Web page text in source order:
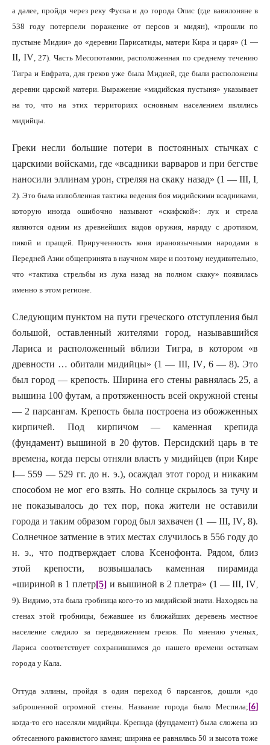
а далее, пройдя через реку Фуска и до города Опис (где вавилоняне в
538 году потерпели поражение от персов и мидян), «прошли по
пустыне Мидии» до «деревни Парисатиды, матери Кира и царя» (1 —
II, IV, 27). Часть Месопотамии, расположенная по среднему течению
Тигра и Евфрата, для греков уже была Мидией, где были расположены
деревни царской матери. Выражение «мидийская пустыня» указывает
на то, что на этих территориях основным населением являлись
мидийцы.
Греки несли большие потери в постоянных стычках с
царскими войсками, где «всадники варваров и при бегстве
наносили эллинам урон, стреляя на скаку назад» (1 —III,I
2). Это была излюбленная тактика ведения боя мидийскими всадниками,
которую иногда ошибочно называют «скифской»: лук и стрела
являются одним из древнейших видов оружия, наряду с дротиком,
пикой и пращей. Прирученность коня ираноязычными народами в
Передней Азии общепринята в научном мире и поэтому неудивительно,
что «тактика стрельбы из лука назад на полном скаку» появилась
именно в этом регионе.
Следующим пунктом на пути греческого отступления был
большой, оставленный жителями город, называвшийся
Лариса и расположенный вблизи Тигра, в котором «в
древности … обитали мидийцы» (1 — III, IV, 6 — 8). Это
был город — крепость. Ширина его стены равнялась 25, а
вышина 100 футам, а протяженность всей окружной стены
— 2 парсангам. Крепость была построена из обожженных
кирпичей. Под кирпичом — каменная крепида
(фундамент) вышиной в 20 футов. Персидский царь в те
времена, когда персы отняли власть у мидийцев (при Кире
I— 559 — 529 гг. до н. э.), осаждал этот город и никаким
способом не мог его взять. Но солнце скрылось за тучу и
не показывалось до тех пор, пока жители не оставили
города и таким образом город был захвачен (1 — III,IV, 8).
Солнечное затмение в этих местах случилось в 556 году до
н. э., что подтверждает слова Ксенофонта. Рядом, близ
этой крепости, возвышалась каменная пирамида
«шириной в 1 плетр[5] и вышиной в 2 плетра» (1 —III,IV
9). Видимо, эта была гробница кого-то из мидийской знати. Находясь на
стенах этой гробницы, бежавшее из ближайших деревень местное
население следило за передвижением греков. По мнению ученых,
Лариса соответствует сохранившимся до нашего времени остаткам
города у Кала.
Оттуда эллины, пройдя в один переход 6 парсангов, дошли «до
заброшенной огромной стены. Название города было Меспила; [6]
когда-то его населяли мидийцы. Крепида (фундамент) была сложена из
обтесанного раковистого камня; ширина ее равнялась 50 и высота тоже